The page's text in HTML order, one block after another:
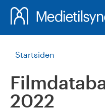
Startsiden
2022